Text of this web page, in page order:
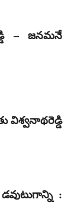
– జనమనే
విశ్వనాథరెడ్డి
: